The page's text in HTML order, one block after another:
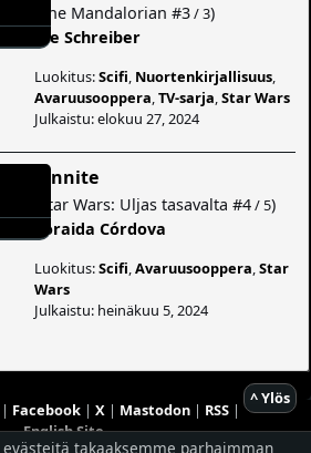
The Mandalorian #3/ 3)
Joe Schreiber
Luokitus:Scifi Nuortenkirjallisuus
Avaruusooppera ,TV-sarja ,Star Wars
Julkaistu: elokuu 27, 2024
Jännite
Star Wars: Uljas tasavalta #4/ 5)
Zoraida Córdova
Luokitus:Scifi ,Avaruusooppera ,Star
Wars
Julkaistu: heinäkuu 5, 2024
^ Ylös
| Facebook| X | Mastodon| RSS|
English Site
takaaksemme parhaimman